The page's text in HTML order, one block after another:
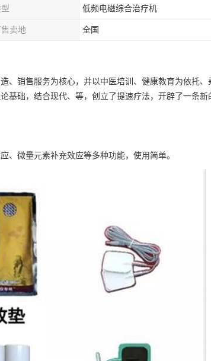
低频电磁综合治疗机
售卖地 全国
、销售服务为核心，并以中医培训、健康教育为依托、
基础，结合现代、等，创立了提速疗法，开辟了一条新
、微量元素补充效应等多种功能，使用简单。